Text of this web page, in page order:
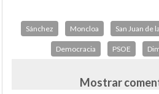
Sánchez Moncloa San Juan de
Democracia PSOE
Mostrar